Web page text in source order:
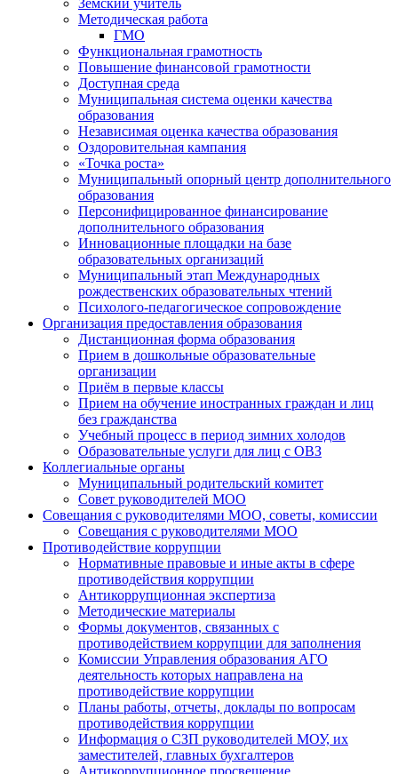
Земский учитель
Методическая работа
ГМО
Функциональная грамотность
Повышение финансовой грамотности
Доступная среда
Муниципальная система оценки качества
образования
Независимая оценка качества образования
Оздоровительная кампания
«Точка роста»
Муниципальный опорный центр дополнительного
образования
Персонифицированное финансирование
дополнительного образования
Инновационные площадки на базе
образовательных организаций
Муниципальный этап Международных
рождественских образовательных чтений
Психолого-педагогическое сопровождение
Организация предоставления образования
Дистанционная форма образования
Прием в дошкольные образовательные
организации
Приём в первые классы
Прием на обучение иностранных граждан и лиц
без гражданства
Учебный процесс в период зимних холодов
Образовательные услуги для лиц с ОВЗ
Коллегиальные органы
Муниципальный родительский комитет
Совет руководителей МОО
Совещания с руководителями МОО, советы, комиссии
Совещания с руководителями МОО
Противодействие коррупции
Нормативные правовые и иные акты в сфере
противодействия коррупции
Антикоррупционная экспертиза
Методические материалы
Формы документов, связанных с
противодействием коррупции для заполнения
Комиссии Управления образования АГО
деятельность которых направлена на
противодействие коррупции
Планы работы, отчеты, доклады по вопросам
противодействия коррупции
Информация о СЗП руководителей МОУ, их
заместителей, главных бухгалтеров